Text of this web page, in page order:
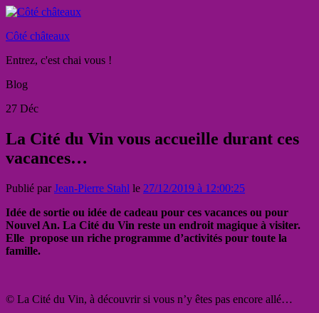
Côté châteaux
Entrez, c'est chai vous !
Blog
27 Déc
La Cité du Vin vous accueille durant ces
vacances…
Publié parJean-Pierre Stahl le 27/12/2019 à 12:00:25
Idée de sortie ou idée de cadeau pour ces vacances ou pour
Nouvel An. La Cité du Vin reste un endroit magique à visiter.
Elle propose un riche programme d’activités pour toute la
famille.
© La Cité du Vin, à découvrir si vous n’y êtes pas encore allé…